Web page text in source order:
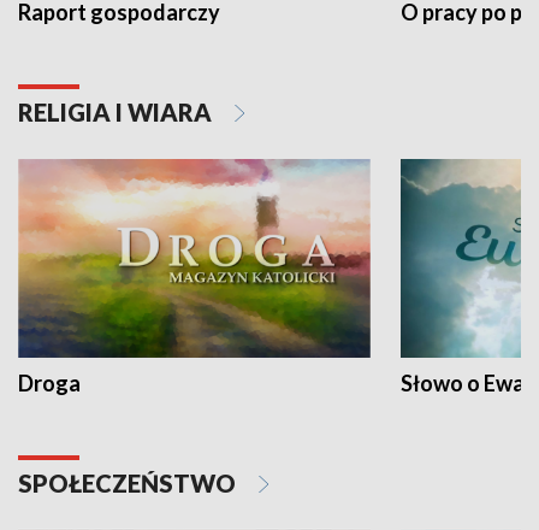
Raport gospodarczy O pracy po
RELIGIA I WIARA
Droga Słowo o
SPOŁECZEŃSTWO